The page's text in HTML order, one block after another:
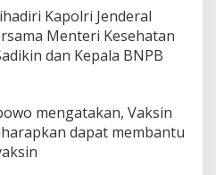
Kapolri Jenderal
Menteri Kesehatan
dan Kepala BNPB
mengatakan, Vaksin
dapat membantu